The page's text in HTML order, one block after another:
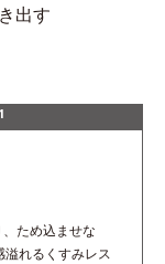
出す
ため込ませな
れるくすみレス